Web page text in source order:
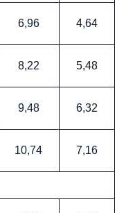
6,96 4,64
8,22 5,48
9,48 6,32
10,74 7,16